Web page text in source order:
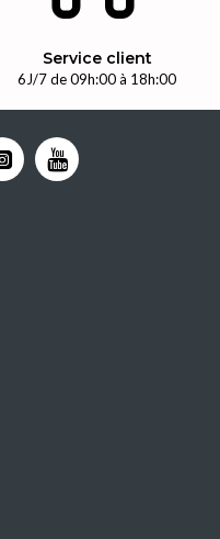
Service client
6J/7 de 09h:00 à 18h:00